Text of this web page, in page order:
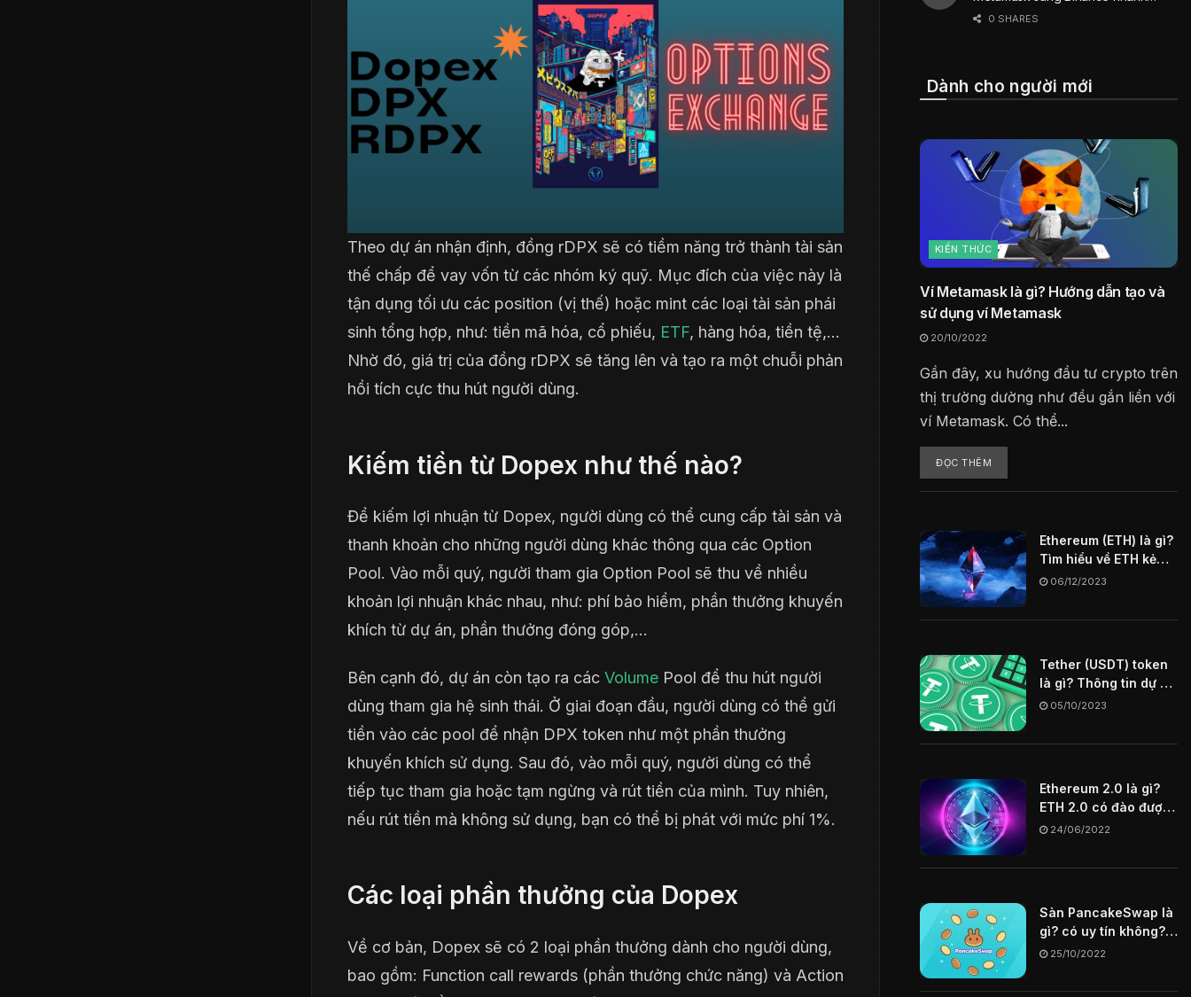
Theo dự án nhận định, đồng rDPX sẽ có tiềm năng trở thành tài sản
thế chấp để vay vốn từ các nhóm ký quỹ. Mục đích của việc này là
tận dụng tối ưu các position (vị thế) hoặc mint các loại tài sản phái
sinh tổng hợp, như: tiền mã hóa, cổ phiếu, ETF, hàng hóa, tiền tệ,…
Nhờ đó, giá trị của đồng rDPX sẽ tăng lên và tạo ra một chuỗi phản
hồi tích cực thu hút người dùng.
Kiếm tiền từ Dopex như thế nào?
Để kiếm lợi nhuận từ Dopex, người dùng có thể cung cấp tài sản và
thanh khoản cho những người dùng khác thông qua các Option
Pool. Vào mỗi quý, người tham gia Option Pool sẽ thu về nhiều
khoản lợi nhuận khác nhau, như: phí bảo hiểm, phần thưởng khuyến
khích từ dự án, phần thưởng đóng góp,…
Bên cạnh đó, dự án còn tạo ra các Volume Pool để thu hút người
dùng tham gia hệ sinh thái. Ở giai đoạn đầu, người dùng có thể gửi
tiền vào các pool để nhận DPX token như một phần thưởng
khuyến khích sử dụng. Sau đó, vào mỗi quý, người dùng có thể
tiếp tục tham gia hoặc tạm ngừng và rút tiền của mình. Tuy nhiên,
nếu rút tiền mà không sử dụng, bạn có thể bị phát với mức phí 1%.
Các loại phần thưởng của Dopex
Về cơ bản, Dopex sẽ có 2 loại phần thưởng dành cho người dùng,
bao gồm: Function call rewards (phần thưởng chức năng) và Action
chóng
0 SHARES
Dành cho người mới
KIẾN THỨC
Ví Metamask là gì? Hướng dẫn tạo và
sử dụng ví Metamask
20/10/2022
Gần đây, xu hướng đầu tư crypto trên
thị trường dường như đều gắn liền với
ví Metamask. Có thể...
ĐỌC THÊM
Ethereum (ETH) là gì?
Tìm hiểu về ETH kẻ
thách thức vĩ đại
06/12/2023
Tether (USDT) token
là gì? Thông tin dự án
USDT coin
05/10/2023
Ethereum 2.0 là gì?
ETH 2.0 có đào được
không? Tìm hiểu chi
24/06/2022
Sàn PancakeSwap là
gì? có uy tín không?
Hướng dẫn cách mua
25/10/2022